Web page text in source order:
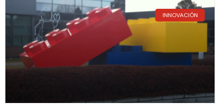
INNOVACIÓN